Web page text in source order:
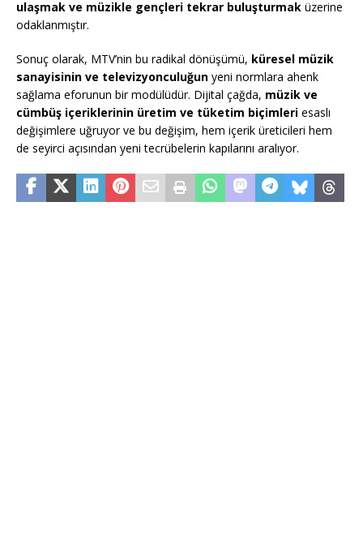
ulaşmak ve müzikle gençleri tekrar buluşturmak üzerine
odaklanmıştır.
Sonuç olarak, MTV’nin bu radikal dönüşümü, küresel müzik
sanayisinin ve televizyonculuğun yeni normlara ahenk
sağlama eforunun bir modülüdür. Dijital çağda, müzik ve
cümbüş içeriklerinin üretim ve tüketim biçimleri esaslı
değişimlere uğruyor ve bu değişim, hem içerik üreticileri hem
de seyirci açısından yeni tecrübelerin kapılarını aralıyor.